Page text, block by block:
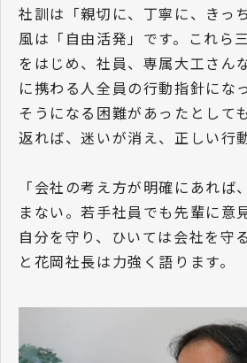
社訓は「親切に、丁寧に、きっ
風は「自由活発」です。これら
をはじめ、社員、専属大工さん
に携わる人全員の行動指針にな
そうになる困難があったとして
返れば、迷いが消え、正しい行
「会社の考え方が明確にあれば
まない。若手社員でも先輩に意
自分を守り、ひいては会社を守
と花岡社長は力強く語ります。